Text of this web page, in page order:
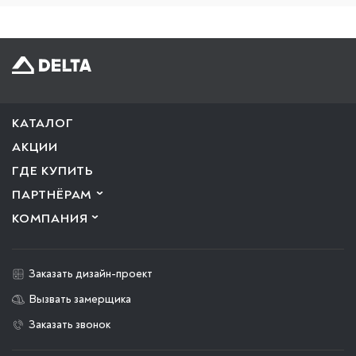
КАТАЛОГ
АКЦИИ
ГДЕ КУПИТЬ
ПАРТНЁРАМ
КОМПАНИЯ
Заказать дизайн-проект
Вызвать замерщика
Заказать звонок